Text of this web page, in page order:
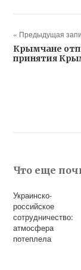
« Предыдущая
Крымчане
принятия
Что еще
Украинско-
российское
сотрудничество:
атмосфера
потеплела